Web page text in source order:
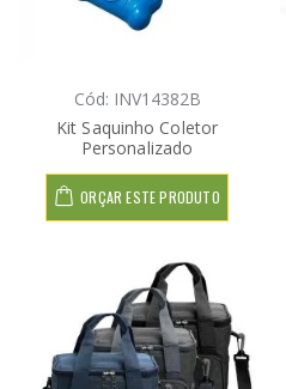
Cód: INV14382B
Kit Saquinho Coletor
Personalizado
ORÇAR ESTE PRODUTO